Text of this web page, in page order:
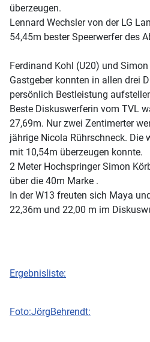
überzeugen.
Lennard Wechsler von der LG
54,45m bester Speerwerfer des
Ferdinand Kohl (U20) und
Gastgeber konnten in allen drei
persönlich Bestleistung
Beste Diskuswerferin vom TVL
27,69m. Nur zwei Zentimerter
jährige Nicola Rührschneck. Die
mit 10,54m überzeugen konnte.
2 Meter Hochspringer Simon
über die 40m Marke .
In der W13 freuten sich Maya
22,36m und 22,00 m im
Ergebnisliste:
Foto:JörgBehrendt: